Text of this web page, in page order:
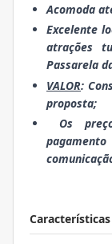
Acomoda
Excelente
atrações
Passarela
VALOR:
proposta;
Os